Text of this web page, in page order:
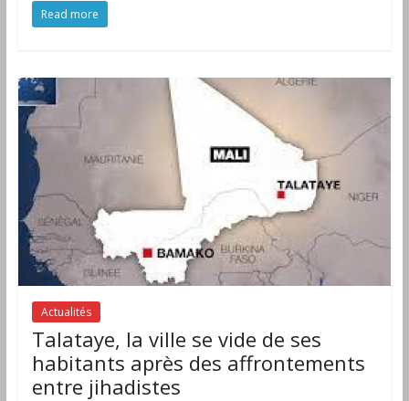
Read more
Actualités
Talataye, la ville se vide de ses
habitants après des affrontements
entre jihadistes